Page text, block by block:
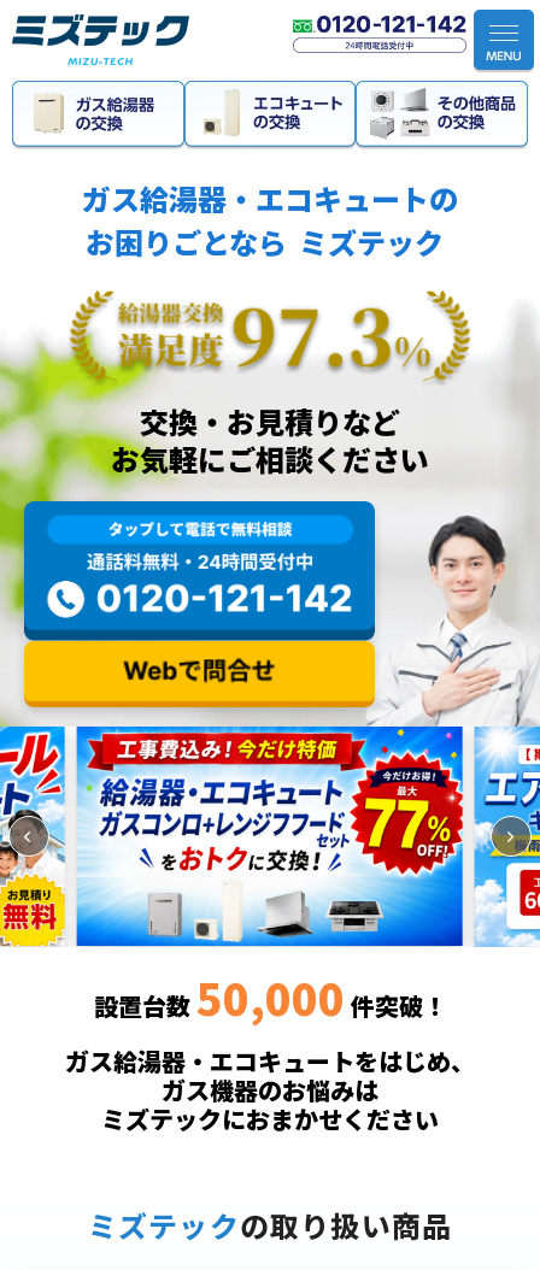
ガス給湯器・エコキュートの
お困りごとなら ミズテック
交換・お見積りなど
お気軽にご相談ください
設置台数50,000 件突破！
ガス給湯器・エコキュートをはじめ、
ガス機器のお悩みは
ミズテックにおまかせください
ミズテックの取り扱い商品